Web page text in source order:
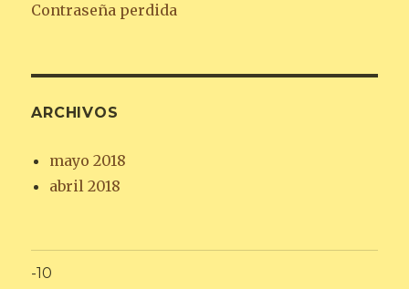
Contraseña perdida
ARCHIVOS
mayo 2018
abril 2018
-10